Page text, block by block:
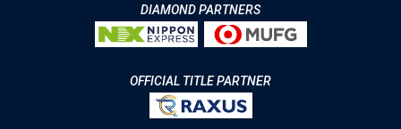
DIAMOND PARTNERS
OFFICIAL TITLE PARTNER